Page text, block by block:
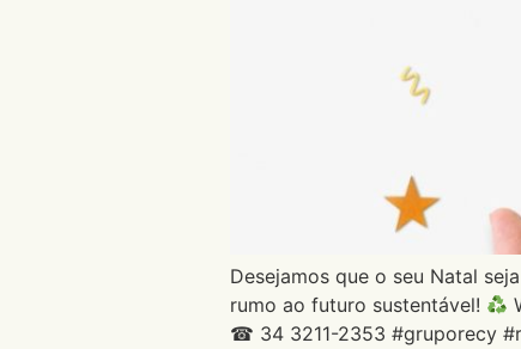
Desejamos que o seu Natal
rumo ao futuro sustentável!
☎ 34 3211-2353 #gruporecy